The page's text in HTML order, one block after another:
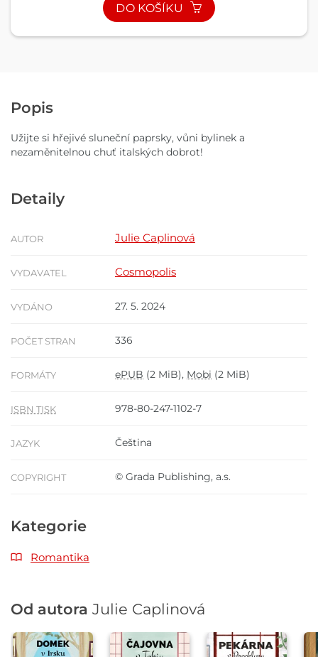
DO KOŠÍKU
Popis
Užijte si hřejivé sluneční paprsky, vůni bylinek a
nezaměnitelnou chuť italských dobrot!
Detaily
AUTOR Julie Caplinová
VYDAVATEL Cosmopolis
VYDÁNO 27. 5. 2024
POČET STRAN 336
FORMÁTY ePUB (2 MiB), Mobi (2 MiB)
ISBN TISK 978-80-247-1102-7
JAZYK Čeština
COPYRIGHT © Grada Publishing, a.s.
Kategorie
Romantika
Od autora Julie Caplinová